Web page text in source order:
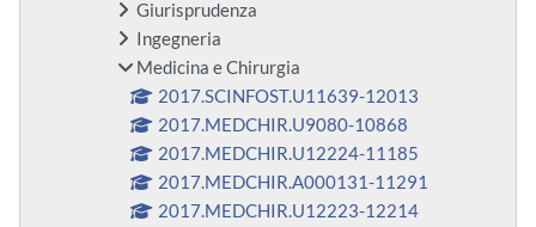
Giurisprudenza
Ingegneria
Medicina e Chirurgia
2017.SCINFOST.U11639-12013
2017.MEDCHIR.U9080-10868
2017.MEDCHIR.U12224-11185
2017.MEDCHIR.A000131-11291
2017.MEDCHIR.U12223-12214